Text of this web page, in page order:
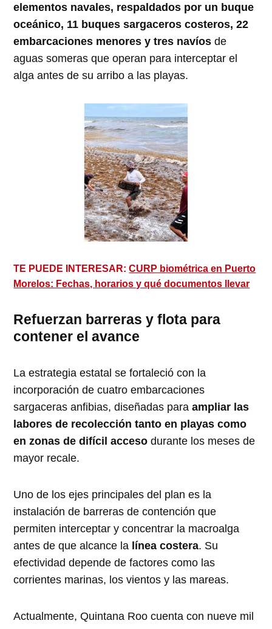
elementos navales, respaldados por un buque
oceánico, 11 buques sargaceros costeros, 22
embarcaciones menores y tres navíos de
aguas someras que operan para interceptar el
alga antes de su arribo a las playas.
TE PUEDE INTERESAR:CURP biométrica en Puerto
Morelos: Fechas, horarios y qué documentos llevar
Refuerzan barreras y flota para
contener el avance
La estrategia estatal se fortaleció con la
incorporación de cuatro embarcaciones
sargaceras anfibias, diseñadas paraampliar las
labores de recolección tanto en playas como
en zonas de difícil accesodurante los meses de
mayor recale.
Uno de los ejes principales del plan es la
instalación de barreras de contención que
permiten interceptar y concentrar la macroalga
antes de que alcance la línea costera. Su
efectividad depende de factores como las
corrientes marinas, los vientos y las mareas.
Actualmente, Quintana Roo cuenta con nueve mil